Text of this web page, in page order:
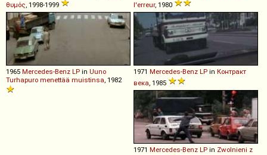
θυμός, 1998-1999
l'erreur, 1980
1965 Mercedes-Benz LP in Uuno
Turhapuro menettää muistinsa, 1982
1971 Mercedes-Benz LP in Контракт
века, 1985
1971 Mercedes-Benz LP in Zwolnieni z